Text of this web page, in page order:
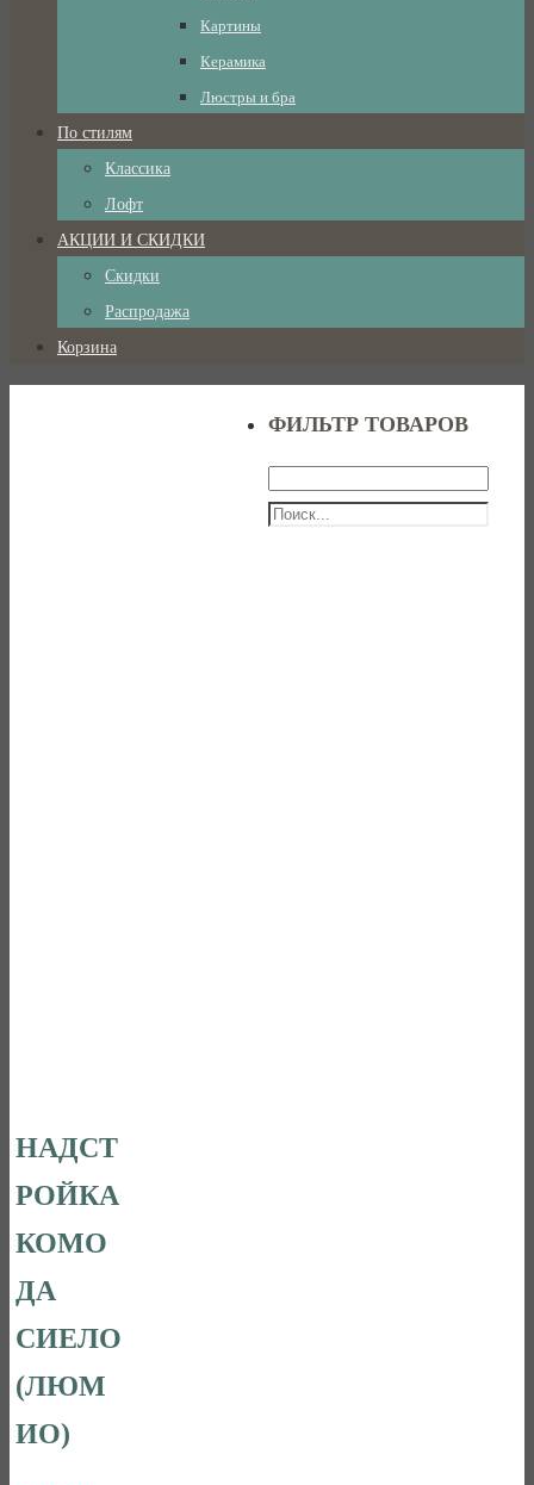
Картины
Керамика
Люстры и бра
По стилям
Классика
Лофт
АКЦИИ И СКИДКИ
Скидки
Распродажа
Корзина
НАДСТ
РОЙКА
КОМО
ДА
СИЕЛО
(ЛЮМ
ИО)
ФИЛЬТР ТОВАРОВ